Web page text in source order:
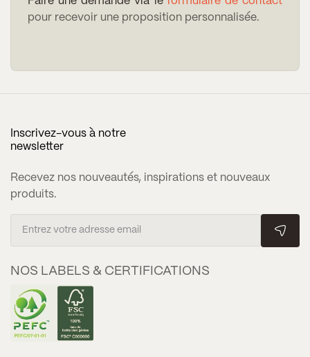
pour recevoir une proposition personnalisée.
Inscrivez-vous à notre
newsletter
Recevez nos nouveautés, inspirations et nouveaux
produits.
NOS LABELS & CERTIFICATIONS